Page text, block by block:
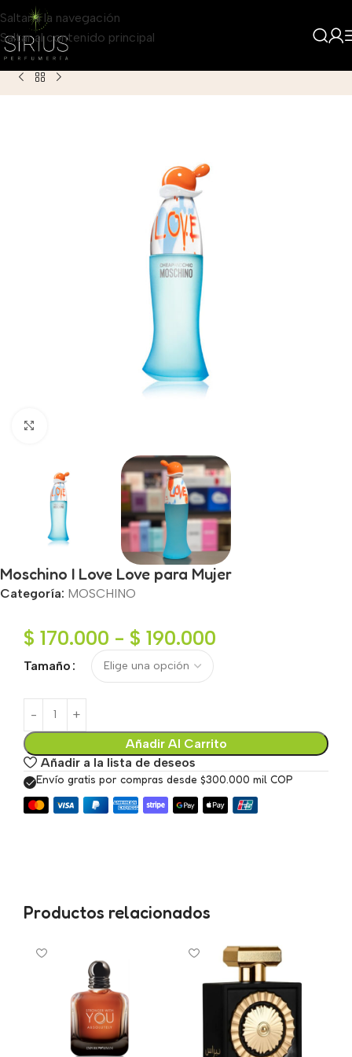
Saltar a la navegación
Saltar al contenido principal
Inicio Producto
Moschino I Love Love para Mujer
Categoría: MOSCHINO
$ 170.000 - $ 190.000
Tamaño
Añadir Al Carrito
Añadir a la lista de deseos
Envío gratis por compras desde $300.000 mil COP
Productos relacionados